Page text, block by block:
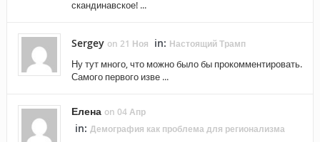
скандинавское! ...
Sergey on 21 Ноя in: Настоящий Трамп
Ну тут много, что можно было бы прокомментировать.
Самого первого изве ...
Елена on 04 Апр
in: Демография как проблема для регионализма